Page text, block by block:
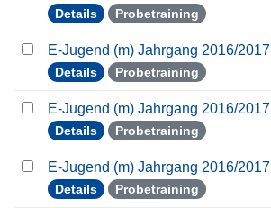
Details Probetraining
E-Jugend (m) Jahrgang 2016/2017
Details Probetraining
E-Jugend (m) Jahrgang 2016/2017
Details Probetraining
E-Jugend (m) Jahrgang 2016/2017
Details Probetraining